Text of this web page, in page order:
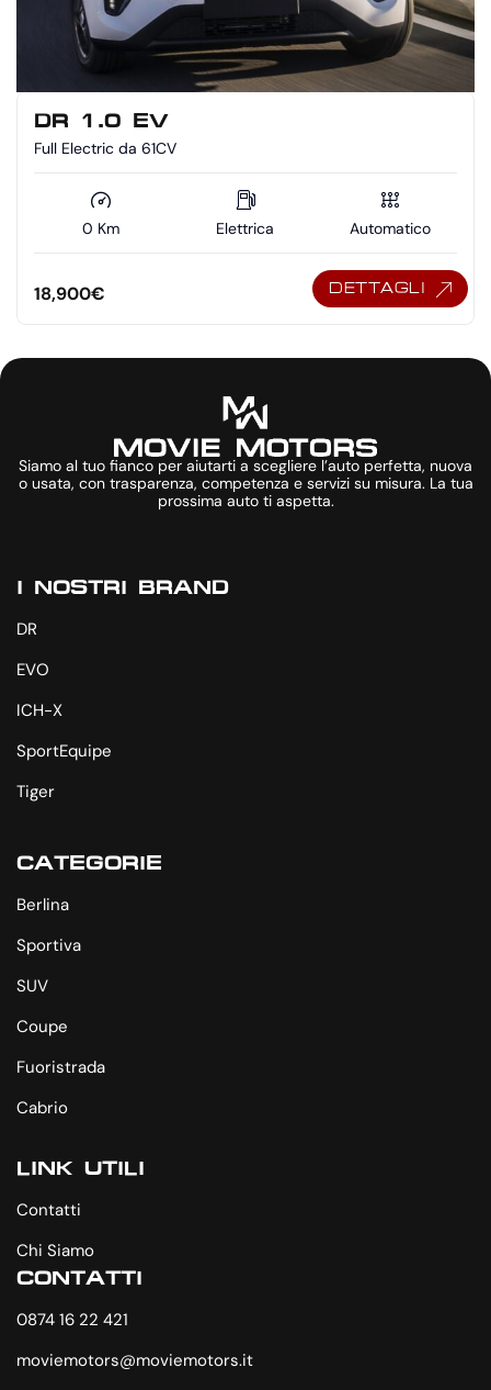
DR 1.0 EV
Full Electric da 61CV
0 Km Elettrica Automatico
18,900€ DETTAGLI
Siamo al tuo fianco per aiutarti a scegliere l’auto perfetta, nuova
o usata, con trasparenza, competenza e servizi su misura. La tua
prossima auto ti aspetta.
I NOSTRI BRAND
DR
EVO
ICH-X
SportEquipe
Tiger
CATEGORIE
Berlina
Sportiva
SUV
Coupe
Fuoristrada
Cabrio
LINK UTILI
Contatti
Chi Siamo
CONTATTI
0874 16 22 421
moviemotors@moviemotors.it